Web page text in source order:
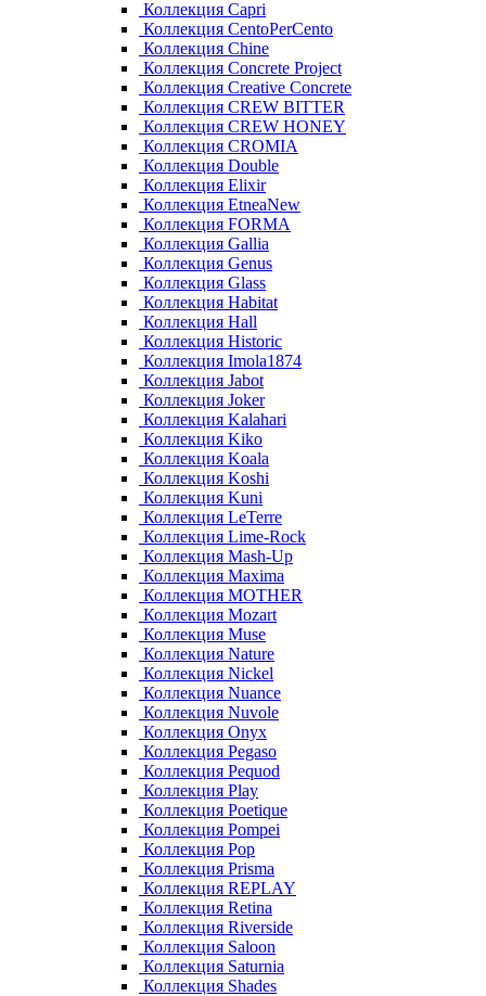
Коллекция Capri
Коллекция CentoPerCento
Коллекция Chine
Коллекция Concrete Project
Коллекция Creative Concrete
Коллекция CREW BITTER
Коллекция CREW HONEY
Коллекция CROMIA
Коллекция Double
Коллекция Elixir
Коллекция EtneaNew
Коллекция FORMA
Коллекция Gallia
Коллекция Genus
Коллекция Glass
Коллекция Habitat
Коллекция Hall
Коллекция Historic
Коллекция Imola1874
Коллекция Jabot
Коллекция Joker
Коллекция Kalahari
Коллекция Kiko
Коллекция Koala
Коллекция Koshi
Коллекция Kuni
Коллекция LeTerre
Коллекция Lime-Rock
Коллекция Mash-Up
Коллекция Maxima
Коллекция MOTHER
Коллекция Mozart
Коллекция Muse
Коллекция Nature
Коллекция Nickel
Коллекция Nuance
Коллекция Nuvole
Коллекция Onyx
Коллекция Pegaso
Коллекция Pequod
Коллекция Play
Коллекция Poetique
Коллекция Pompei
Коллекция Pop
Коллекция Prisma
Коллекция REPLAY
Коллекция Retina
Коллекция Riverside
Коллекция Saloon
Коллекция Saturnia
Коллекция Shades